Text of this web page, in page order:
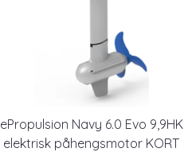
ePropulsion Navy 6.0 Evo 9,9HK
elektrisk påhengsmotor KORT